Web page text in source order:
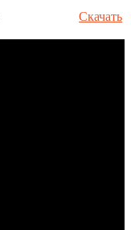
Скачать